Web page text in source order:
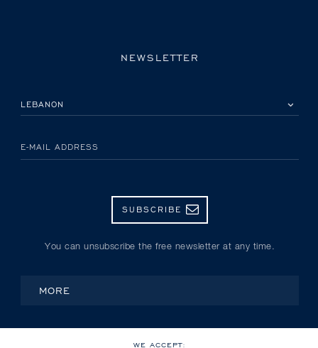
NEWSLETTER
E-MAIL ADDRESS
SUBSCRIBE
You can unsubscribe the free newsletter at any time.
MORE
WE ACCEPT: